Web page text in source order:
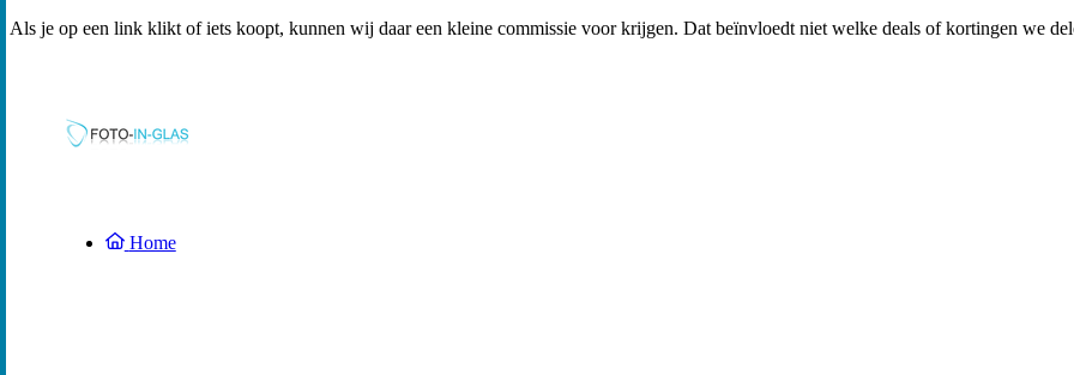
Als je op een link klikt of iets koopt, kunnen wij daar een kleine commissie voor krijgen. Dat beïnvloedt niet welke deals of kortingen we
Home